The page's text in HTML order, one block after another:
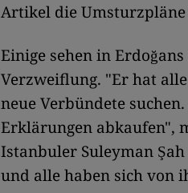
Artikel die
Einige sehen in
Verzweiflung. "Er hat
neue Verbündete
Erklärungen abkaufen",
Istanbuler Suleyman
und alle haben sich von